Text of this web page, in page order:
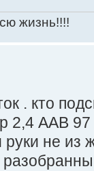
жизнь!!!!
. кто
2,4 ААВ 97
не из